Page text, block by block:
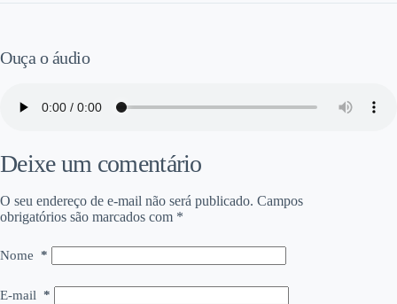
Ouça o áudio
Deixe um comentário
O seu endereço de e-mail não será publicado. Campos
obrigatórios são marcados com *
Nome *
E-mail *